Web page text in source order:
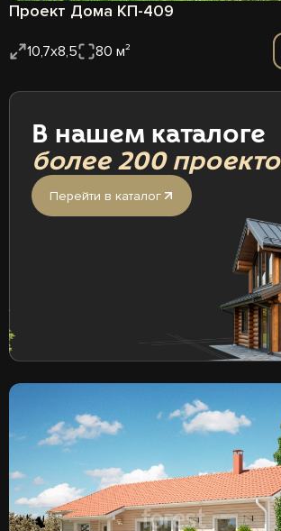
Проект Дома КП-409
10,7х8,5 80 м²
В нашем каталоге
более 200
Перейти в каталог